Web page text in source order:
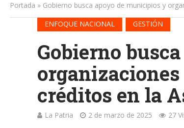
Portada » Gobierno busca apoyo de municipios y
ENFOQUE NACIONAL
GESTIÓN
Gobierno
créditos en la
La Patria 2 de marzo de 2025 27